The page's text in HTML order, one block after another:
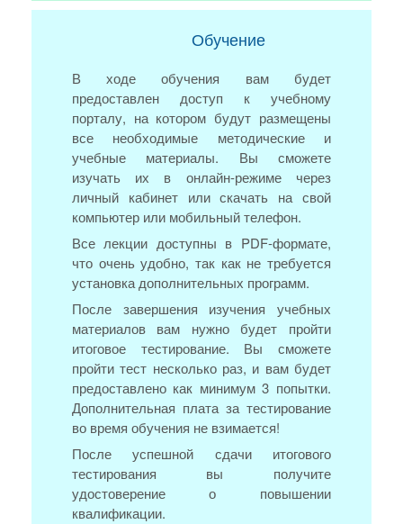
Обучение
В ходе обучения вам будет
предоставлен доступ к учебному
порталу, на котором будут размещены
все необходимые методические и
учебные материалы. Вы сможете
изучать их в онлайн-режиме через
личный кабинет или скачать на свой
компьютер или мобильный телефон.
Все лекции доступны в PDF-формате,
что очень удобно, так как не требуется
установка дополнительных программ.
После завершения изучения учебных
материалов вам нужно будет пройти
итоговое тестирование. Вы сможете
пройти тест несколько раз, и вам будет
предоставлено как минимум 3 попытки.
Дополнительная плата за тестирование
во время обучения не взимается!
После успешной сдачи итогового
тестирования вы получите
удостоверение о повышении
квалификации.